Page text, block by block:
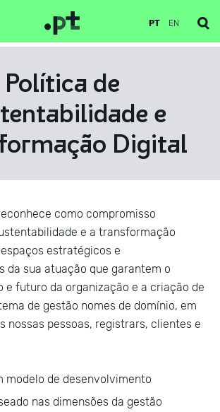
PT EN
Política de
e
Digital
como compromisso
e a transformação
estratégicos e
da sua atuação que garantem o
e futuro da organização e a criação de
de gestão nomes de domínio, em
nossas pessoas, registrars, clientes e
modelo de desenvolvimento
nas dimensões da gestão